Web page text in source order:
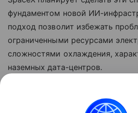
фундаментом новой ИИ-
подход позволит избежать
ограниченными ресурсами
сложностями охлаждения,
наземных дата-центров.
NVIDIA впервые отправятся